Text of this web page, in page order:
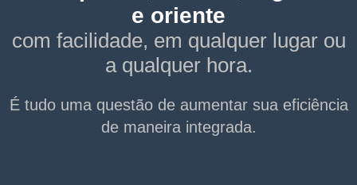
e oriente
com facilidade, em qualquer lugar ou
a qualquer hora.
É tudo uma questão de aumentar sua eficiência
de maneira integrada.